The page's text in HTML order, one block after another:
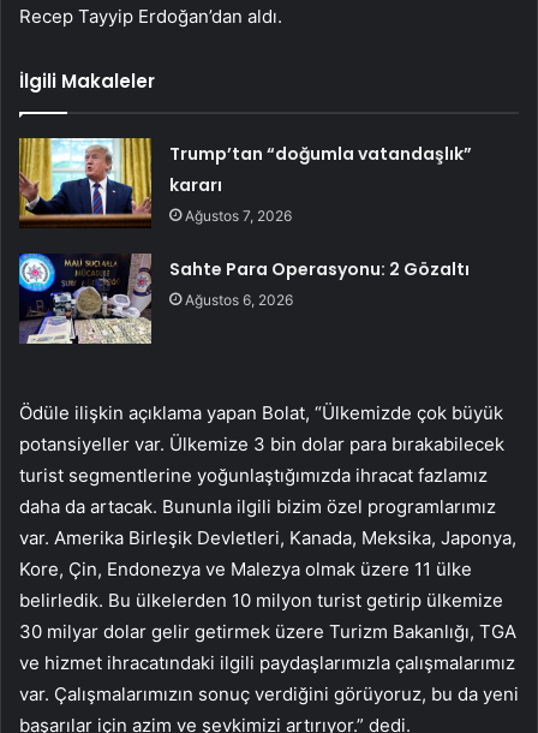
Recep Tayyip Erdoğan’dan aldı.
İlgili Makaleler
Trump’tan “doğumla vatandaşlık”
kararı
Ağustos 7, 2026
Sahte Para Operasyonu: 2 Gözaltı
Ağustos 6, 2026
Ödüle ilişkin açıklama yapan Bolat, “Ülkemizde çok büyük
potansiyeller var. Ülkemize 3 bin dolar para bırakabilecek
turist segmentlerine yoğunlaştığımızda ihracat fazlamız
daha da artacak. Bununla ilgili bizim özel programlarımız
var. Amerika Birleşik Devletleri, Kanada, Meksika, Japonya,
Kore, Çin, Endonezya ve Malezya olmak üzere 11 ülke
belirledik. Bu ülkelerden 10 milyon turist getirip ülkemize
30 milyar dolar gelir getirmek üzere Turizm Bakanlığı, TGA
ve hizmet ihracatındaki ilgili paydaşlarımızla çalışmalarımız
var. Çalışmalarımızın sonuç verdiğini görüyoruz, bu da yeni
başarılar için azim ve şevkimizi artırıyor.” dedi.